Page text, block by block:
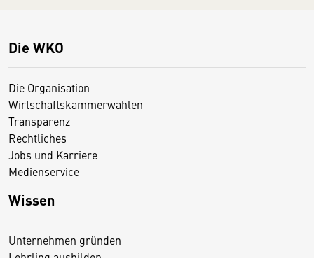
Die WKO
Die Organisation
Wirtschaftskammerwahlen
Transparenz
Rechtliches
Jobs und Karriere
Medienservice
Wissen
Unternehmen gründen